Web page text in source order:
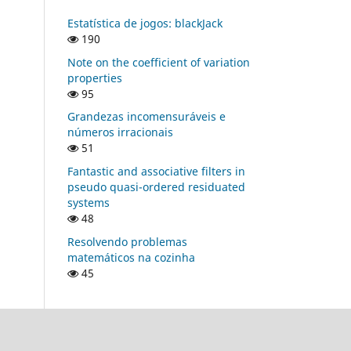
Estatística de jogos: blackJack
190
Note on the coefficient of variation
properties
95
Grandezas incomensuráveis e
números irracionais
51
Fantastic and associative filters in
pseudo quasi-ordered residuated
systems
48
Resolvendo problemas
matemáticos na cozinha
45